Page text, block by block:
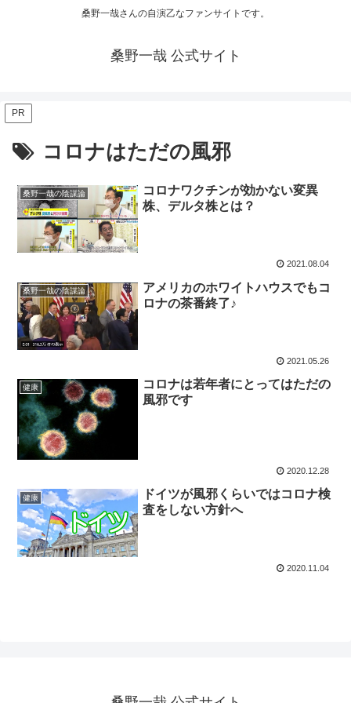
桑野一哉さんの自演乙なファンサイトです。
桑野一哉 公式サイト
PR
コロナはただの風邪
桑野一哉の陰謀論
コロナワクチンが効かない変異
株、デルタ株とは？
2021.08.04
桑野一哉の陰謀論
アメリカのホワイトハウスでもコ
ロナの茶番終了♪
2021.05.26
健康
コロナは若年者にとってはただの
風邪です
2020.12.28
健康
ドイツが風邪くらいではコロナ検
査をしない方針へ
2020.11.04